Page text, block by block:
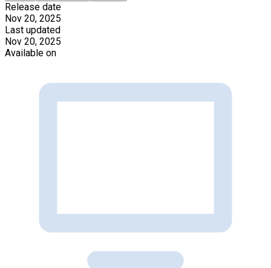
Release date
Nov 20, 2025
Last updated
Nov 20, 2025
Available on